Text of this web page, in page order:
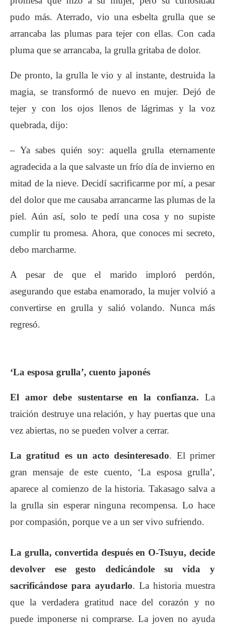
pudo más. Aterrado, vio una esbelta grulla que se
arrancaba las plumas para tejer con ellas. Con cada
pluma que se arrancaba, la grulla gritaba de dolor.
De pronto, la grulla le vio y al instante, destruida la
magia, se transformó de nuevo en mujer. Dejó de
tejer y con los ojos llenos de lágrimas y la voz
quebrada, dijo:
– Ya sabes quién soy: aquella grulla eternamente
agradecida a la que salvaste un frío día de invierno en
mitad de la nieve. Decidí sacrificarme por mí, a pesar
del dolor que me causaba arrancarme las plumas de la
piel. Aún así, solo te pedí una cosa y no supiste
cumplir tu promesa. Ahora, que conoces mi secreto,
debo marcharme.
A pesar de que el marido imploró perdón,
asegurando que estaba enamorado, la mujer volvió a
convertirse en grulla y salió volando. Nunca más
regresó.
‘La esposa grulla’, cuento japonés
El amor debe sustentarse en la confianza. La
traición destruye una relación, y hay puertas que una
vez abiertas, no se pueden volver a cerrar.
La gratitud es un acto desinteresado. El primer
gran mensaje de este cuento, ‘La esposa grulla’,
aparece al comienzo de la historia. Takasago salva a
la grulla sin esperar ninguna recompensa. Lo hace
por compasión, porque ve a un ser vivo sufriendo.
La grulla, convertida después en O-Tsuyu, decide
devolver ese gesto dedicándole su vida y
sacrificándose para ayudarlo. La historia muestra
que la verdadera gratitud nace del corazón y no
puede imponerse ni comprarse. La joven no ayuda